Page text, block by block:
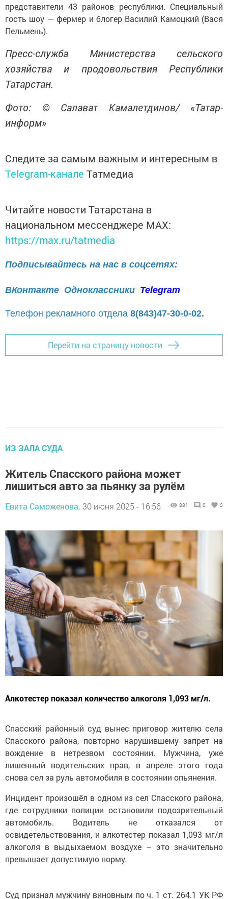
представители 43 районов республики. Специальный
гость шоу — фермер и блогер Василий Камоцкий (Вася
Пельмень).
Пресс-служба Министерства сельского
хозяйства и продовольствия Республики
Татарстан.
Фото: © Салават Камалетдинов/ «Татар-
информ»
Следите за самым важным и интересным в
Telegram-канале Татмедиа
Читайте новости Татарстана в
национальном мессенджере MАХ:
https://max.ru/tatmedia
Подписывайтесь на нас в соцсетях:
ВКонтакте Одноклассники Telegram
Телефон рекламного отдела 8(843)47-30-0-02.
Перейти на страницу новости
ИЗ ЗАЛА СУДА
Житель Спасского района может
лишиться авто за пьянку за рулём
Евита Саможенова, 30 июня 2025 - 16:56 881 0 0
Алкотестер показал количество алкоголя 1,093 мг/л.
Спасский районный суд вынес приговор жителю села
Спасского района, повторно нарушившему запрет на
вождение в нетрезвом состоянии. Мужчина, уже
лишенный водительских прав, в апреле этого года
снова сел за руль автомобиля в состоянии опьянения.
Инцидент произошёл в одном из сел Спасского района,
где сотрудники полиции остановили подозрительный
автомобиль. Водитель не отказался от
освидетельствования, и алкотестер показал 1,093 мг/л
алкоголя в выдыхаемом воздухе – это значительно
превышает допустимую норму.
Суд признал мужчину виновным по ч. 1 ст. 264.1 УК РФ